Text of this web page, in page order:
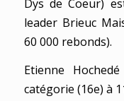
Dys de Coeur)
leader Brieuc
60 000 rebonds).
Etienne
catégorie (16e) à